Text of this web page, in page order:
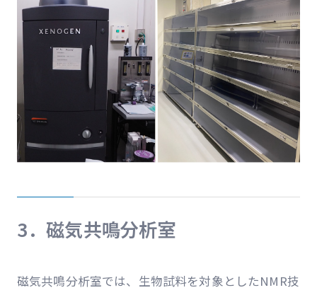
3．磁気共鳴分析室
磁気共鳴分析室では、生物試料を対象としたNMR技